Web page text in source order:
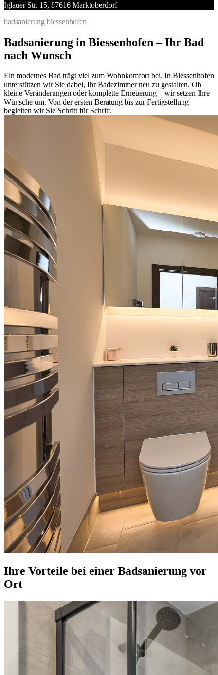
Iglauer Str. 15, 87616 Marktoberdorf
badsanierung biessenhofen
Badsanierung in Biessenhofen – Ihr Bad
nach Wunsch
Ein modernes Bad trägt viel zum Wohnkomfort bei. In Biessenhofen
unterstützen wir Sie dabei, Ihr Badezimmer neu zu gestalten. Ob
kleine Veränderungen oder komplette Erneuerung – wir setzen Ihre
Wünsche um. Von der ersten Beratung bis zur Fertigstellung
begleiten wir Sie Schritt für Schritt.
Ihre Vorteile bei einer Badsanierung vor
Ort